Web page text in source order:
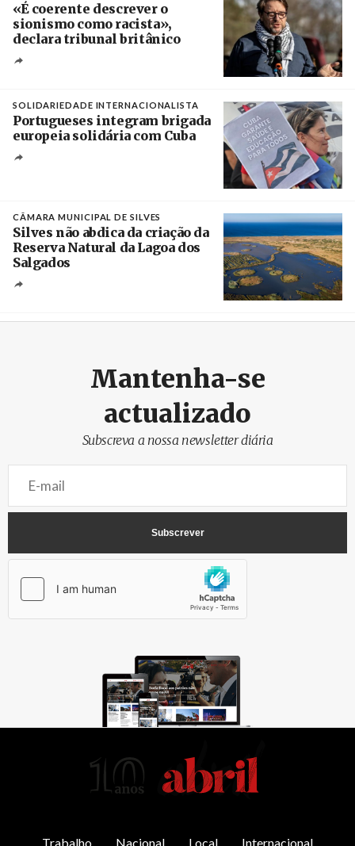
«É coerente descrever o
sionismo como racista»,
declara tribunal britânico
SOLIDARIEDADE INTERNACIONALISTA
Portugueses integram brigada
europeia solidária com Cuba
CÂMARA MUNICIPAL DE SILVES
Silves não abdica da criação da
Reserva Natural da Lagoa dos
Salgados
Mantenha-se
actualizado
Subscreva a nossa newsletter diária
Trabalho Nacional Local Internacional